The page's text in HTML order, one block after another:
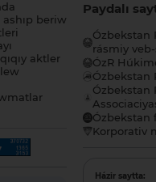
ashıp beriw
aktler
Paydalı
Ózbekstan
rásmiy veb-
ÓzR
Ózbekstan
Ózbekstan
Ózbekstan
Korporativ
Házir saytta: